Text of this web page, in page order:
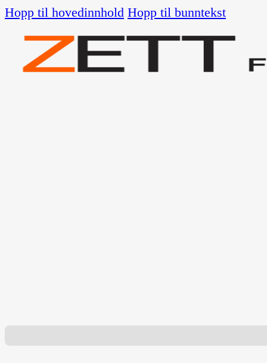
Hopp til hovedinnhold Hopp til bunntekst